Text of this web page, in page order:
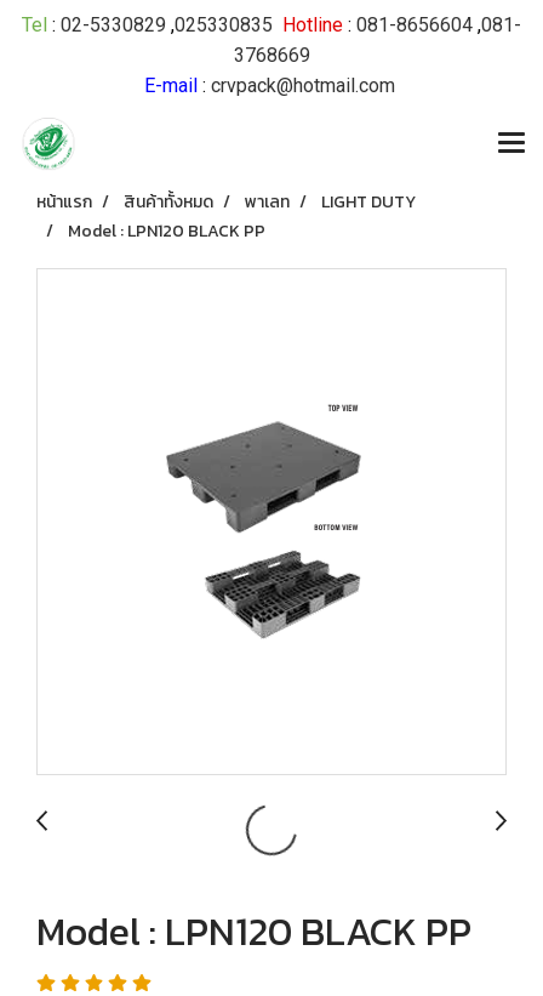
Tel : 02-5330829 ,025330835 Hotline : 081-8656604 ,081-
3768669
E-mail: crvpack@hotmail.com
หน้าแรก สินค้าทั้งหมด พาเลท
LIGHT DUTY
Model : LPN120 BLACK PP
Model : LPN120 BLACK PP